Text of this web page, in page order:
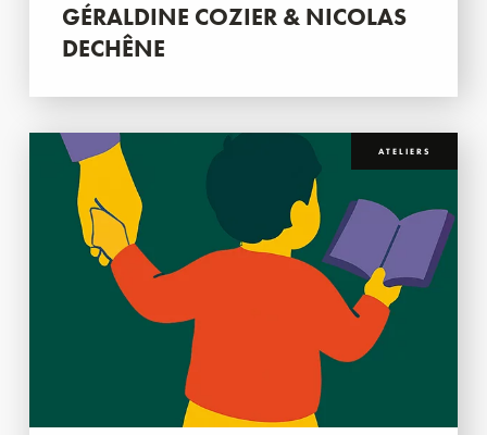
GÉRALDINE COZIER & NICOLAS
DECHÊNE
ATELIERS